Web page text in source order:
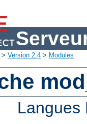
> Version 2.4 > Modules